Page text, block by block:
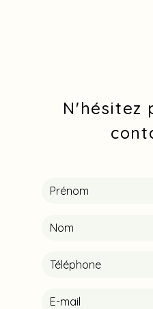
N'hésitez